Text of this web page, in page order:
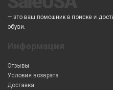
— это ваш помошник в поиске и
обуви.
Отзывы
Условия возврата
Доставка